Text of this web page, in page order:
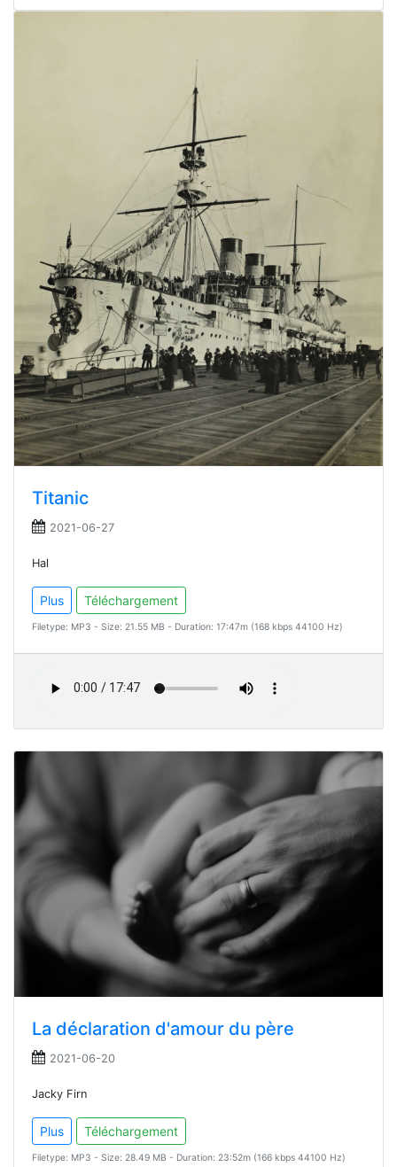
Titanic
2021-06-27
Hal
Plus Téléchargement
Filetype: MP3 - Size: 21.55 MB - Duration: 17:47m (168 kbps 44100 Hz)
La déclaration d'amour du père
2021-06-20
Jacky Firn
Plus Téléchargement
Filetype: MP3 - Size: 28.49 MB - Duration: 23:52m (166 kbps 44100 Hz)